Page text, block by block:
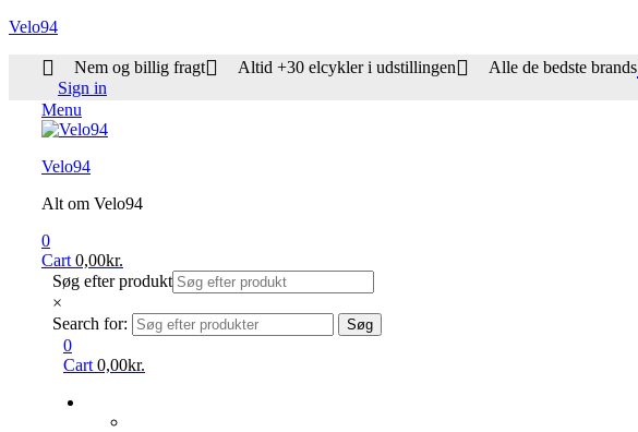
Velo94
Nem og billig fragt Altid +30 elcykler i udstillingen Alle de bedste brands
Sign in
Menu
Velo94
Alt om Velo94
0
Cart 0,00kr.
Søg efter produkt
×
Search for:
Søg
0
Cart 0,00kr.